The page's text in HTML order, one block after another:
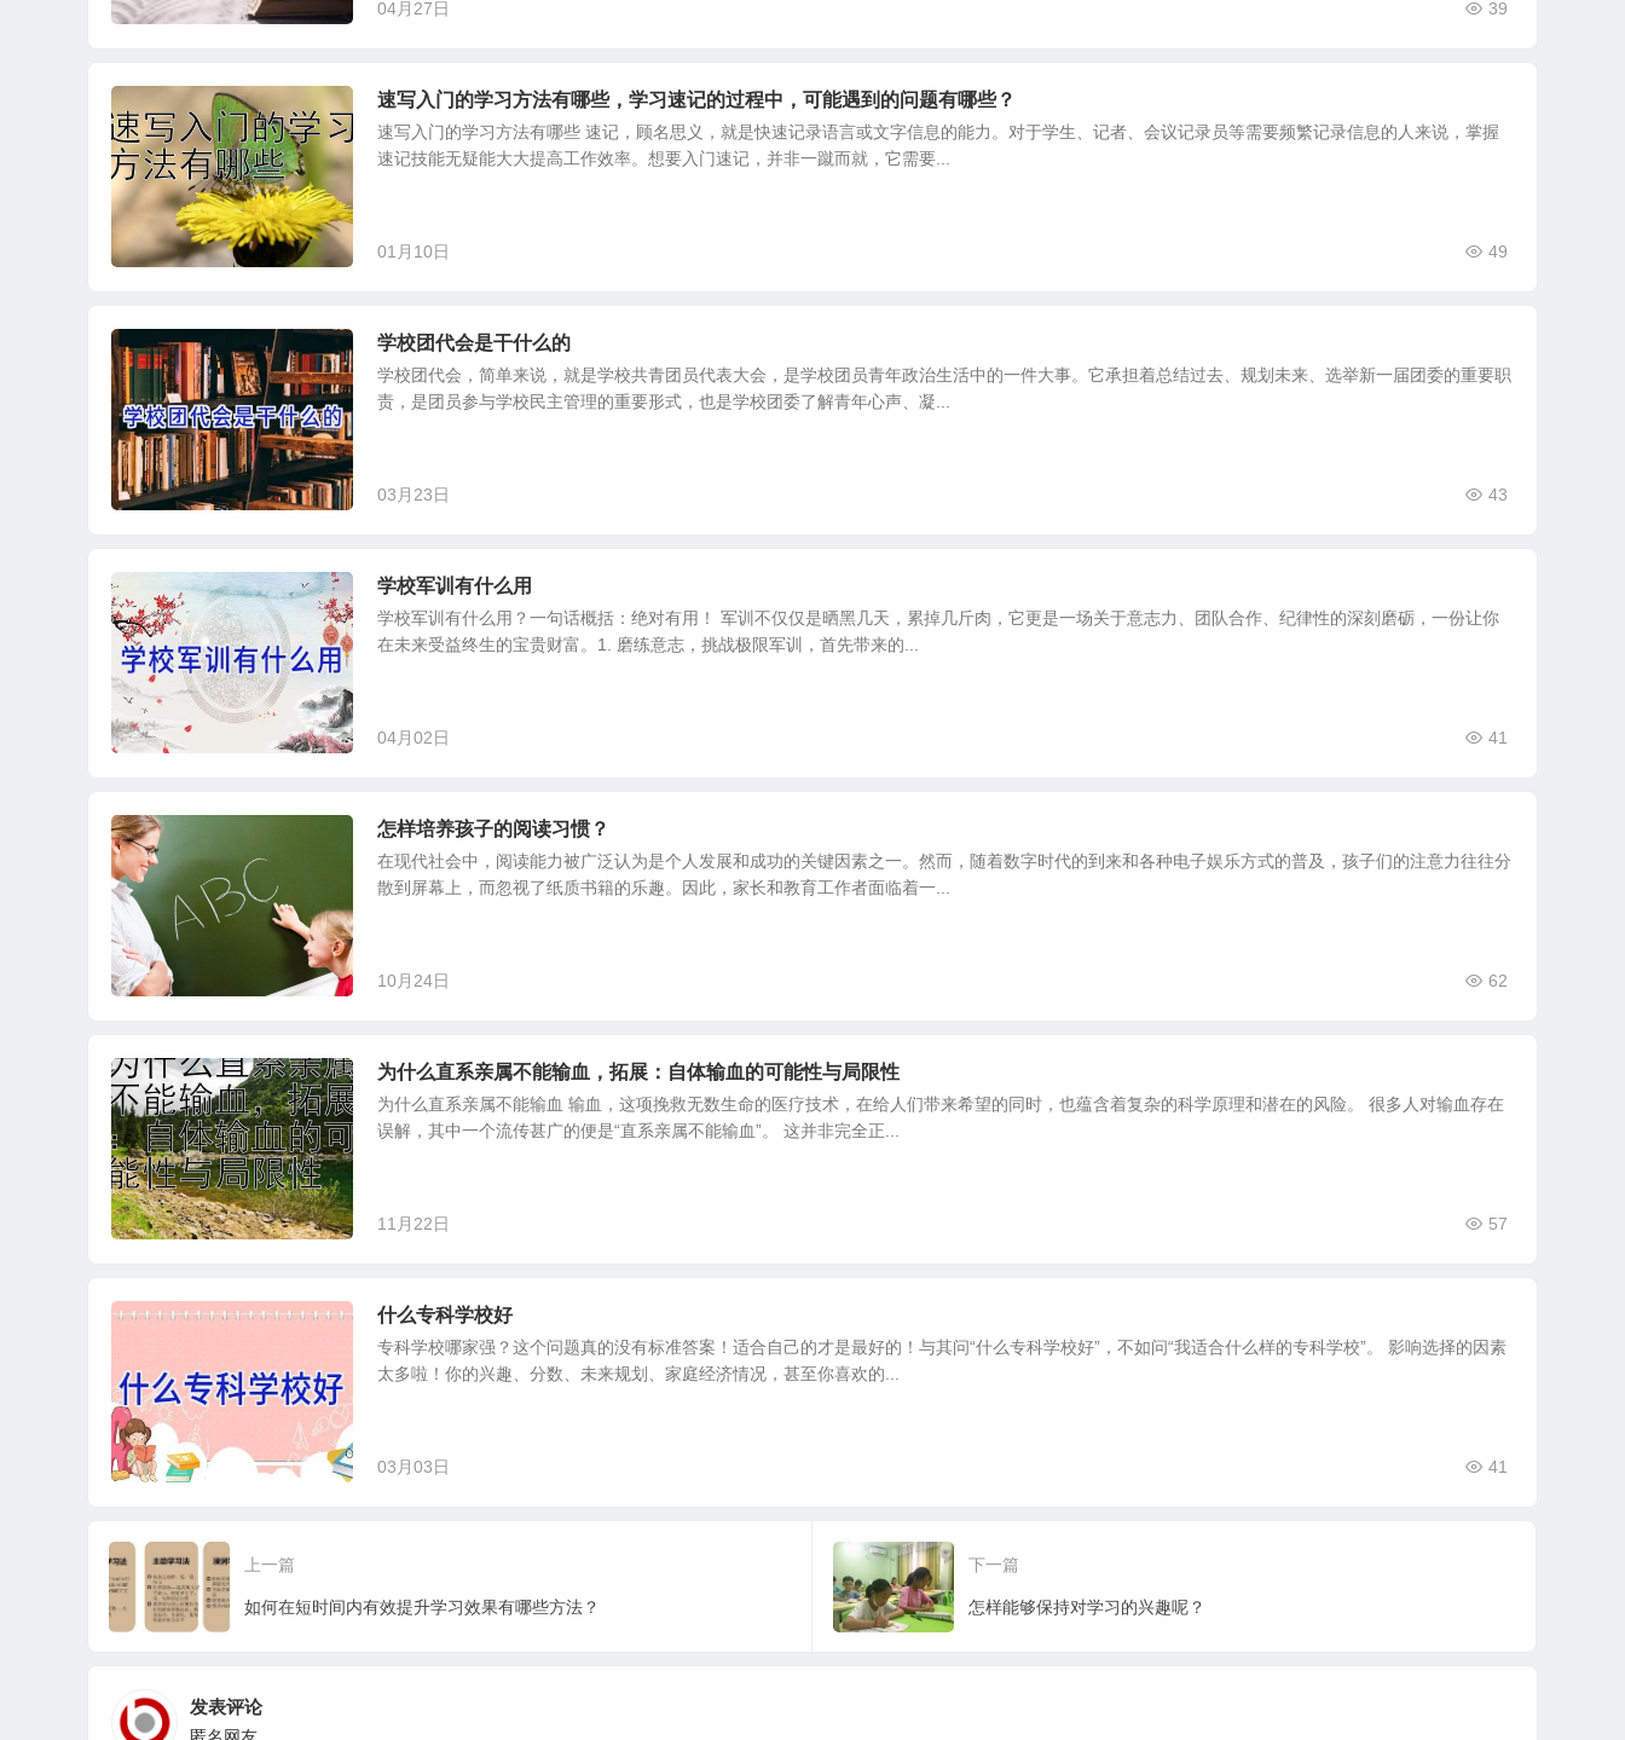
04月27日 39
速写入门的学习方法有哪些，学习速记的过程中，可能遇到的问题有哪些？
速写入门的学习方法有哪些 速记，顾名思义，就是快速记录语言或文字信息的能力。对于学生、记者、会议记录员等需要频繁记录信息的人来说，掌握
速记技能无疑能大大提高工作效率。想要入门速记，并非一蹴而就，它需要...
01月10日 49
学校团代会是干什么的
学校团代会，简单来说，就是学校共青团员代表大会，是学校团员青年政治生活中的一件大事。它承担着总结过去、规划未来、选举新一届团委的重要职
责，是团员参与学校民主管理的重要形式，也是学校团委了解青年心声、凝...
03月23日 43
学校军训有什么用
学校军训有什么用？一句话概括：绝对有用！ 军训不仅仅是晒黑几天，累掉几斤肉，它更是一场关于意志力、团队合作、纪律性的深刻磨砺，一份让你
在未来受益终生的宝贵财富。1. 磨练意志，挑战极限军训，首先带来的...
04月02日 41
怎样培养孩子的阅读习惯？
在现代社会中，阅读能力被广泛认为是个人发展和成功的关键因素之一。然而，随着数字时代的到来和各种电子娱乐方式的普及，孩子们的注意力往往分
散到屏幕上，而忽视了纸质书籍的乐趣。因此，家长和教育工作者面临着一...
10月24日 62
为什么直系亲属不能输血，拓展：自体输血的可能性与局限性
为什么直系亲属不能输血 输血，这项挽救无数生命的医疗技术，在给人们带来希望的同时，也蕴含着复杂的科学原理和潜在的风险。 很多人对输血存在
误解，其中一个流传甚广的便是“直系亲属不能输血”。 这并非完全正...
11月22日 57
什么专科学校好
专科学校哪家强？这个问题真的没有标准答案！适合自己的才是最好的！与其问“什么专科学校好”，不如问“我适合什么样的专科学校”。 影响选择的因素
太多啦！你的兴趣、分数、未来规划、家庭经济情况，甚至你喜欢的...
03月03日 41
上一篇
如何在短时间内有效提升学习效果有哪些方法？
下一篇
怎样能够保持对学习的兴趣呢？
发表评论